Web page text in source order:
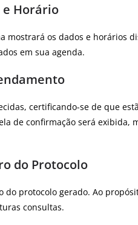
e Horário
mostrará os dados e horários
em sua agenda.
certificando-se de que
de confirmação será exibida,
do Protocolo
do protocolo gerado. Ao
consultas.